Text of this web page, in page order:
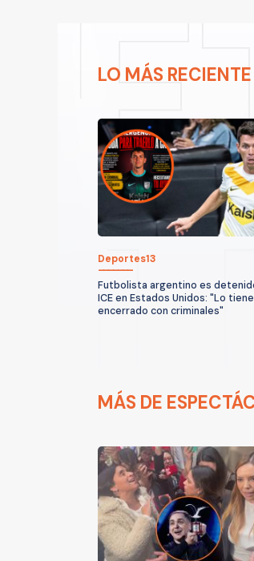
LO MÁS RECIENTE
Deportes13
Futbolista argentino es
ICE en Estados Unidos: "Lo
encerrado con criminales"
MÁS DE